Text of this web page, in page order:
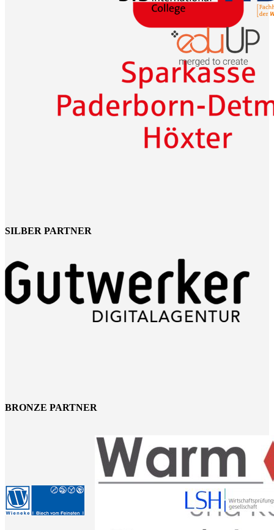
SILBER PARTNER
BRONZE PARTNER